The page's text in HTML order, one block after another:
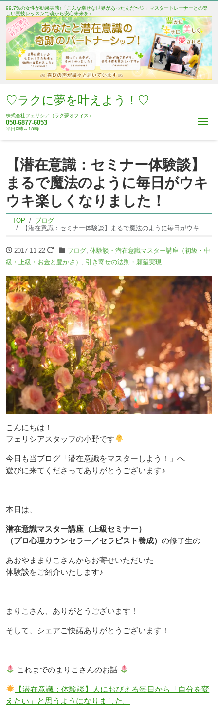
99.7%の女性が効果実感♪「こんな幸せな世界があったんだ〜♡」マスタートレーナーとの楽
しい実技レッスンで魂から安心未来を♪
♡ラクに夢を叶えよう！♡
株式会社フェリシア（ラク夢オフィス）
050-6877-6053
平日9時～18時
【潜在意識：セミナー体験談】
まるで魔法のように毎日がウキ
ウキ楽しくなりました！
TOP
ブログ
【潜在意識：セミナー体験談】まるで魔法のように毎日がウキウキ楽しくなりました！
2017-11-22 ブログ, 体験談・潜在意識マスター講座（初級・中
級・上級・お金と豊かさ）
引き寄せの法則・願望実現
こんにちは！
フェリシアスタッフの小野です
今日も当ブログ「潜在意識をマスターしよう！」へ
遊びに来てくださってありがとうございます♪
本日は、
潜在意識マスター講座（上級セミナー）
（プロ心理カウンセラー／セラピスト養成） の修了生の
あおやままりこさんからお寄せいただいた
体験談をご紹介いたします♪
まりこさん、ありがとうございます！
そして、シェアご快諾ありがとうございます！
これまでのまりこさんのお話
【潜在意識：体験談】人におびえる毎日から「自分を変
えたい」と思うようになりました。